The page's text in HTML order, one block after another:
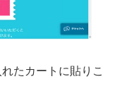
たカートに貼りこ